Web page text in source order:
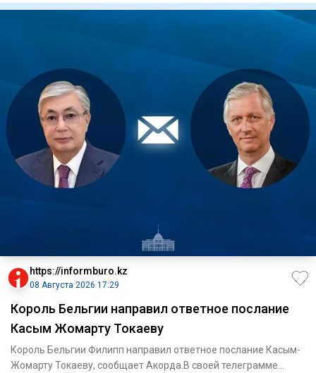
https://informburo.kz
08 Августа 2026 17:29
Король Бельгии направил ответное послание
Касым Жомарту Токаеву
Король Бельгии Филипп направил ответное послание Касым-
Жомарту Токаеву, сообщает Акорда.В своей телеграмме